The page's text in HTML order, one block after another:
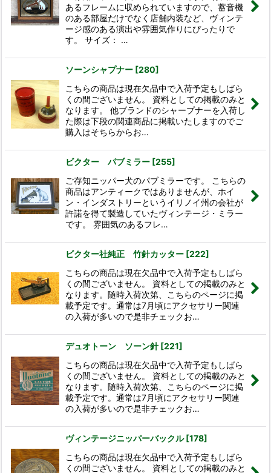
あるフレームに収められていますので、蓄音機
のある部屋だけでなく店舗内装など、ヴィンテ
ージ感のある演出や雰囲気作りにぴったりで
す。 サイズ： …
ソーンシャプナー [280]
こちらの商品は現在欠品中で入荷予定もしばら
くの間ございません。 資料としての掲載のみと
なります。 他ブランドのシャープナーを入荷し
た際は下段の関連商品に掲載いたしますのでご
購入はそちらからお…
ビクター パブミラー [255]
ご存知ニッパー犬のパブミラーです。 こちらの
商品はアンティークではありませんが、ホイ
ン・インダストリーというイリノイ州の会社が
許諾を得て製造していたヴィンテージ・ミラー
です。 雰囲気のあるフレ…
ビクター社純正 竹針カッター [222]
こちらの商品は現在欠品中で入荷予定もしばら
くの間ございません。 資料としての掲載のみと
なります。随時入荷次第、こちらのページに掲
載予定です。通常は7月頃にアクセサリー関連
の入荷が多いので是非チェックお…
デュオトーン ソーン針 [221]
こちらの商品は現在欠品中で入荷予定もしばら
くの間ございません。 資料としての掲載のみと
なります。随時入荷次第、こちらのページに掲
載予定です。通常は7月頃にアクセサリー関連
の入荷が多いので是非チェックお…
ヴィンテージニッパーバックル [178]
こちらの商品は現在欠品中で入荷予定もしばら
くの間ございません。 資料としての掲載のみと